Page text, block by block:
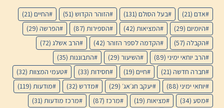
אדם (21) בעל הסולם (131) הזוהר הקדוש (51) החיים (21)
היומיום (29) המציאות (42) הספירות (87) הפרשה (29)
הקבלה (57) הקדמה לספר הזוהר (42) הרב אשלג (72)
הרב יוחאי ימיני (89) השיעור (29) התבוננות (35)
חברה חדשה (21) חיים (19) חסידות (33) טעמי המצוות (32)
יוחאי ימיני (88) יעקב חג׳אג׳ (29) מדרש (32) מודעות (119)
מסע (34) מציאות (19) מרכז (87) מרכז מודעות (31)